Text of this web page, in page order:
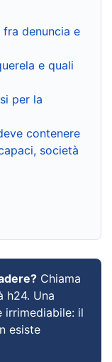
denuncia e
e quali
per la
contenere
società
Chiama
Una
irrimediabile: il
esiste